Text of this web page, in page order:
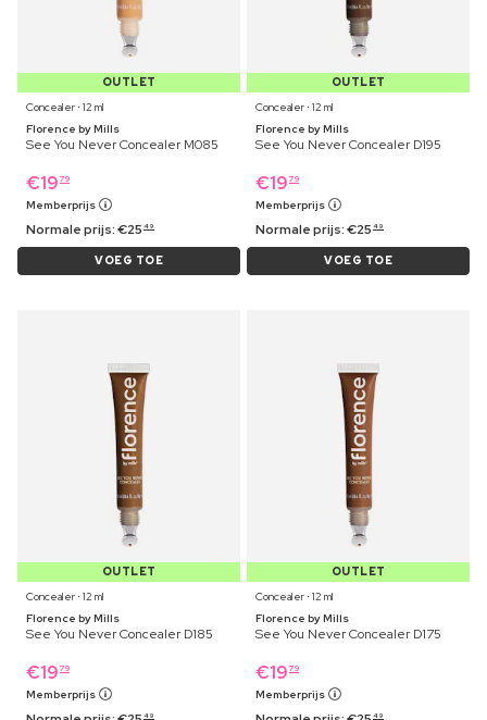
OUTLET
Concealer ⋅ 12 ml
Florence by Mills
See You Never Concealer M085
€19 79
Memberprijs
Normale prijs:€25 49
VOEG TOE
OUTLET
Concealer ⋅ 12 ml
Florence by Mills
See You Never Concealer D195
€19 79
Memberprijs
Normale prijs:€25 49
VOEG TOE
OUTLET
Concealer ⋅ 12 ml
Florence by Mills
See You Never Concealer D185
€19 79
Memberprijs
49
OUTLET
Concealer ⋅ 12 ml
Florence by Mills
See You Never Concealer D175
€19 79
Memberprijs
49